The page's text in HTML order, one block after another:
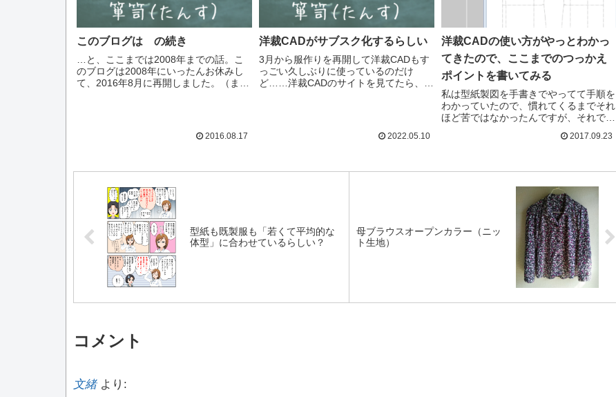
このブログは の続き
…と、ここまでは2008年までの話。こ
のブログは2008年にいったんお休みし
て、2016年8月に再開しました。（まさ
2016.08.17
洋裁CADがサブスク化するらしい
3月から服作りを再開して洋裁CADもす
っごい久しぶりに使っているのだけ
ど……洋裁CADのサイトを見てたら、バ
2022.05.10
洋裁CADの使い方がやっとわかっ
てきたので、ここまでのつっかえ
ポイントを書いてみる
私は型紙製図を手書きでやってて手順を
わかっていたので、慣れてくるまでそれ
ほど苦ではなかったんですが、それでも
まずはじめに読んでおいてよかったと思
うのはここです。「洋裁CADのしくみ」
2017.09.23
型紙も既製服も「若くて平均的な
体型」に合わせているらしい？
母ブラウスオープンカラー（ニッ
ト生地）
コメント
文緒 より: